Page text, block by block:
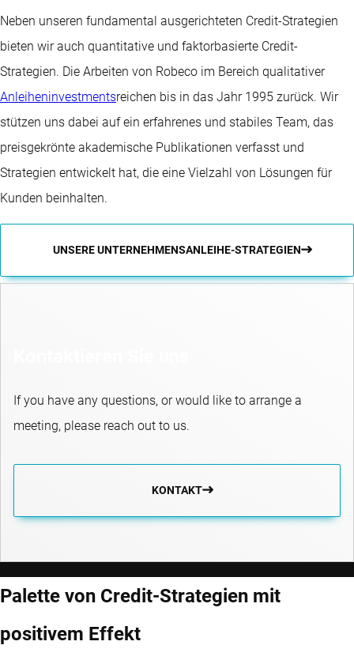
Neben unseren fundamental ausgerichteten Credit-Strategien
bieten wir auch quantitative und faktorbasierte Credit-
Strategien. Die Arbeiten von Robeco im Bereich qualitativer
Anleiheninvestmentsreichen bis in das Jahr 1995 zurück. Wir
stützen uns dabei auf ein erfahrenes und stabiles Team, das
preisgekrönte akademische Publikationen verfasst und
Strategien entwickelt hat, die eine Vielzahl von Lösungen für
Kunden beinhalten.
UNSERE UNTERNEHMENSANLEIHE-STRATEGIEN
If you have any questions, or would like to arrange a
meeting, please reach out to us.
KONTAKT
Palette von Credit-Strategien mit
positivem Effekt